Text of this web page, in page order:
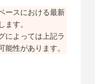
ースにおける最新
ます。
によっては上記ラ
能性があります。